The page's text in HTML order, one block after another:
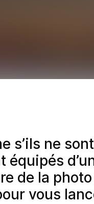
s’ils ne
équipés
de la
vous